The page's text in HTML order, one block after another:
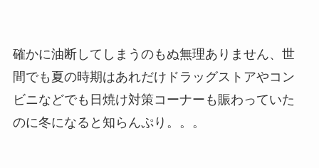
確かに油断してしまうのもぬ無理ありません、世
間でも夏の時期はあれだけドラッグストアやコン
ビニなどでも日焼け対策コーナーも賑わっていた
のに冬になると知らんぷり。。。